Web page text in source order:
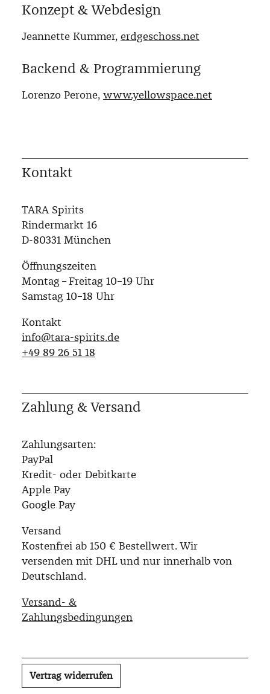
Konzept & Webdesign
Jeannette Kummer, erdgeschoss.net
Backend & Programmierung
Lorenzo Perone, www.yellowspace.net
Kontakt
TARA Spirits
Rindermarkt 16
D-80331 München
Öffnungszeiten
Montag – Freitag 10–19 Uhr
Samstag 10–18 Uhr
Kontakt
info@tara-spirits.de
‭+49 89 26 51 18‬
Zahlung & Versand
Zahlungsarten:
PayPal
Kredit- oder Debitkarte
Apple Pay
Google Pay
Versand
Kostenfrei ab 150 € Bestellwert. Wir
versenden mit DHL und nur innerhalb von
Deutschland.
Versand- &
Zahlungsbedingungen
Vertrag widerrufen